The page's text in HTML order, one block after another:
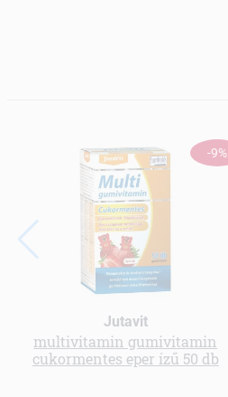
-9%
Jutavit
multivitamin gumivitamin
cukormentes eper ízű 50 db